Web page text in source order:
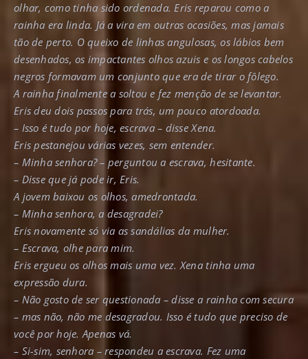
olhar, como tinha sido ordenada. Eris reparou como a
rainha era linda. Já a vira em outras ocasiões, mas jamais
tão de perto. O queixo de linhas angulosas, os lábios bem
desenhados, os impactantes olhos azuis e os longos cabelos
negros formavam um conjunto que era de tirar o fôlego.
A rainha finalmente a soltou e fez menção de se levantar.
Eris deu dois passos para trás, um pouco atordoada.
– Isso é tudo por hoje, escrava – disse Xena.
Eris pestanejou várias vezes, sem entender.
– Minha senhora? – perguntou a escrava, hesitante.
– Disse que já pode ir, Eris.
A jovem baixou os olhos, amedrontada.
– Minha senhora, a desagradei?
Eris novamente só via as sandálias da mulher.
– Escrava, olhe para mim.
Eris ergueu os olhos mais uma vez. Xena tinha uma
expressão dura.
– Não gosto de ser questionada – disse a rainha com secura
– mas não, não me desagradou. Isso é tudo que preciso de
você por hoje. Apenas vá.
– Si-sim, senhora – respondeu a escrava. Fez uma